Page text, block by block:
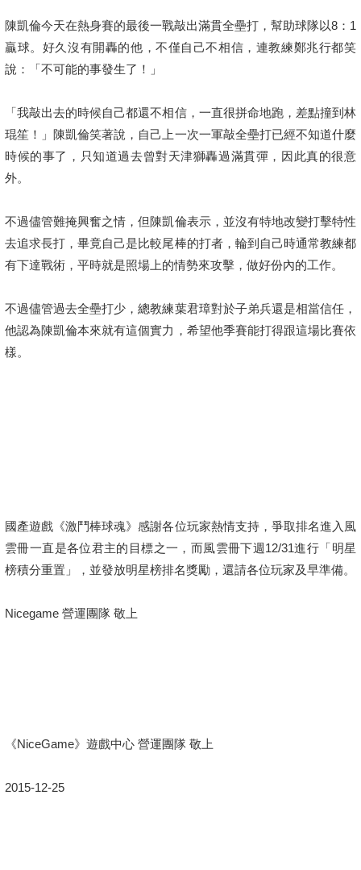
陳凱倫今天在熱身賽的最後一戰敲出滿貫全壘打，幫助球隊以8：1
贏球。好久沒有開轟的他，不僅自己不相信，連教練鄭兆行都笑
說：「不可能的事發生了！」
「我敲出去的時候自己都還不相信，一直很拼命地跑，差點撞到林
琨笙！」陳凱倫笑著說，自己上一次一軍敲全壘打已經不知道什麼
時候的事了，只知道過去曾對天津獅轟過滿貫彈，因此真的很意
外。
不過儘管難掩興奮之情，但陳凱倫表示，並沒有特地改變打擊特性
去追求長打，畢竟自己是比較尾棒的打者，輪到自己時通常教練都
有下達戰術，平時就是照場上的情勢來攻擊，做好份內的工作。
不過儘管過去全壘打少，總教練葉君璋對於子弟兵還是相當信任，
他認為陳凱倫本來就有這個實力，希望他季賽能打得跟這場比賽依
樣。
國產遊戲《激鬥棒球魂》感謝各位玩家熱情支持，爭取排名進入風
雲冊一直是各位君主的目標之一，而風雲冊下週12/31進行「明星
榜積分重置」，並發放明星榜排名獎勵，還請各位玩家及早準備。
Nicegame 營運團隊 敬上
《NiceGame》遊戲中心 營運團隊 敬上
2015-12-25